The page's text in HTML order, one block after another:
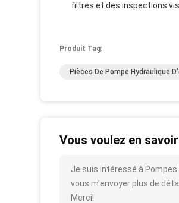
filtres et des inspections
Produit Tag:
Pièces De Pompe Hydraulique
Vous voulez en
Je suis intéressé à
vous m'envoyer plus de
Merci!